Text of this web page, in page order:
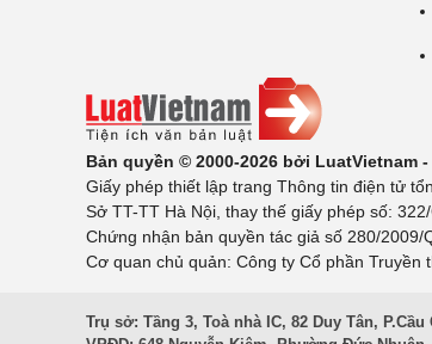
Bản quyền © 2000-2026 bởi LuatVietnam
Giấy phép thiết lập trang Thông tin điện tử
Sở TT-TT Hà Nội, thay thế giấy phép số:
Chứng nhận bản quyền tác giả số 280/
Cơ quan chủ quản: Công ty Cổ phần Truyền
Trụ sở: Tầng 3, Toà nhà IC, 82 Duy Tân, P.Cầu